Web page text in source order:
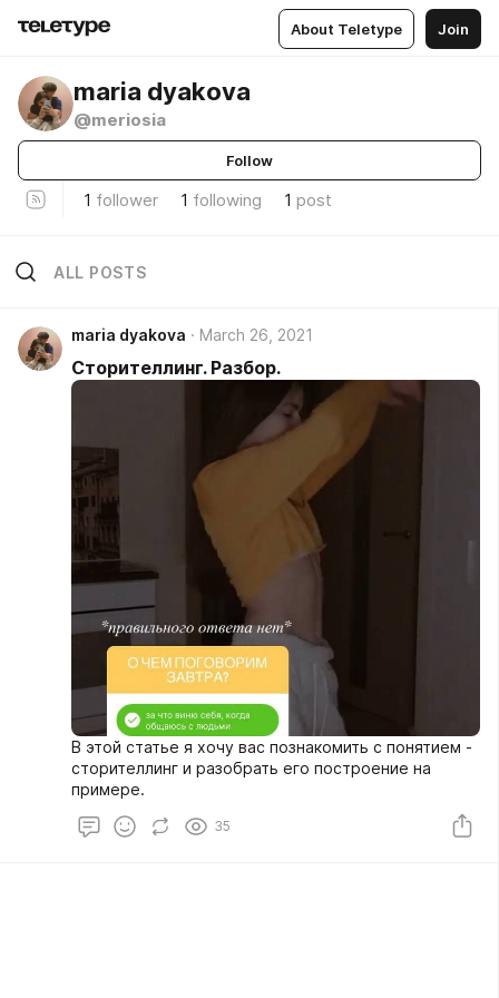
About Teletype Join
maria dyakova
@meriosia
Follow
1 follower 1 following 1 post
ALL POSTS
maria dyakova March 26, 2021
Сторителлинг. Разбор.
В этой статье я хочу вас познакомить с понятием -
сторителлинг и разобрать его построение на
примере.
35